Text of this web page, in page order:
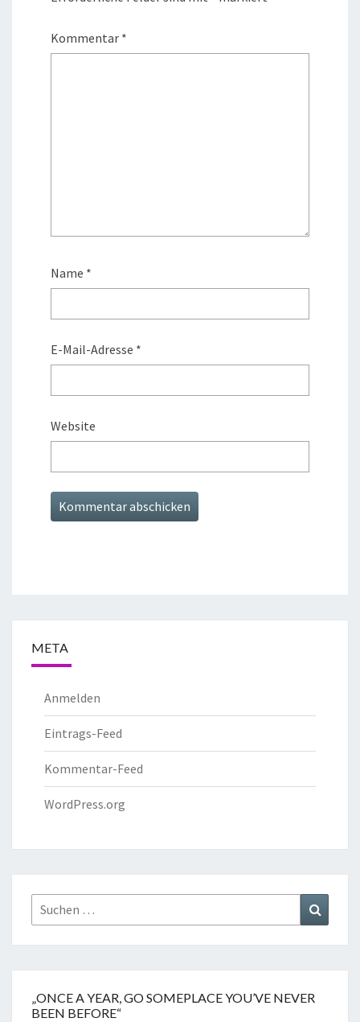
Kommentar *
Name *
E-Mail-Adresse *
Website
META
Anmelden
Eintrags-Feed
Kommentar-Feed
WordPress.org
„ONCE A YEAR, GO SOMEPLACE YOU’VE NEVER
BEEN BEFORE“